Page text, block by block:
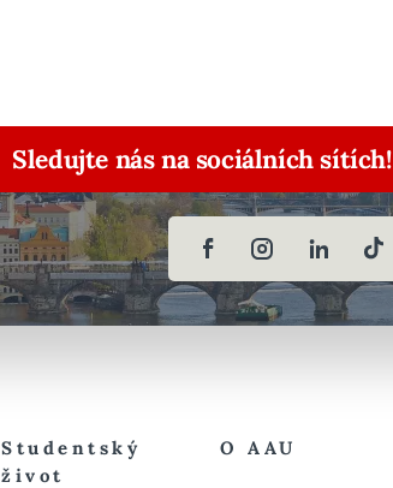
Sledujte nás na sociálních sítích!
Studentský
život
O AAU